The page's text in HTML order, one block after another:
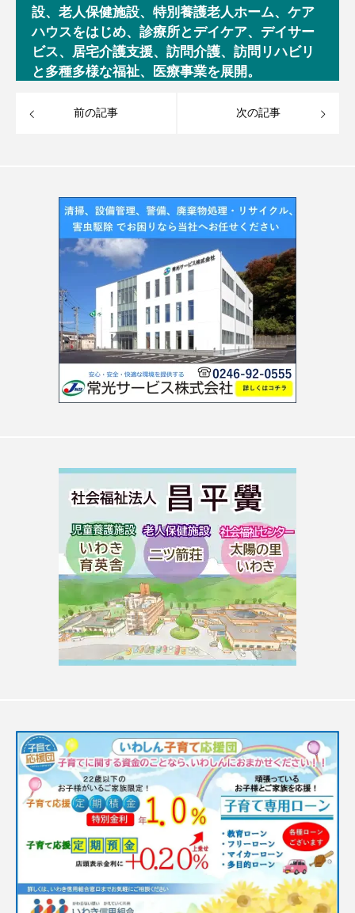
設、老人保健施設、特別養護老人ホーム、ケア
ハウスをはじめ、診療所とデイケア、デイサー
ビス、居宅介護支援、訪問介護、訪問リハビリ
と多種多様な福祉、医療事業を展開。
前の記事 次の記事